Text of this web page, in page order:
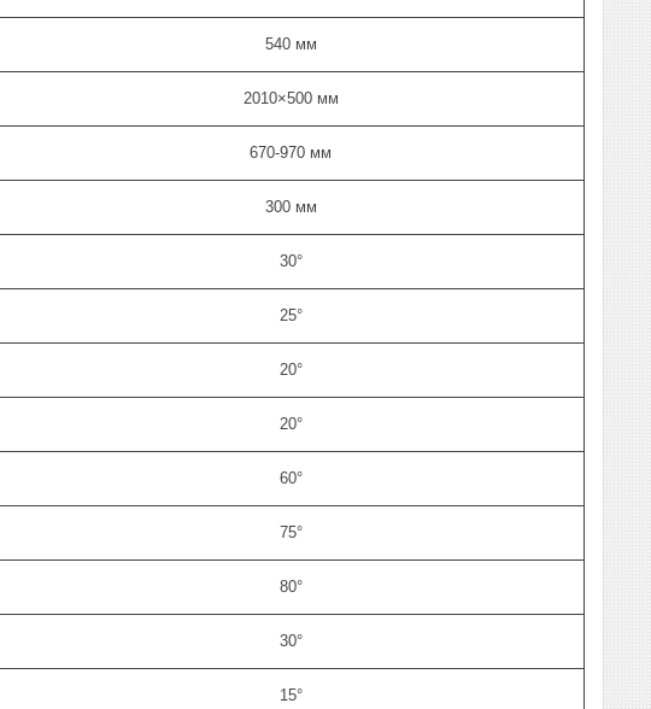
540 мм
2010×500 мм
670-970 мм
300 мм
30°
25°
20°
20°
60°
75°
80°
30°
15°